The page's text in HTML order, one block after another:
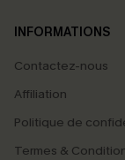
INFORMATIONS
Contactez-nous
Affiliation
Politique de
Termes &